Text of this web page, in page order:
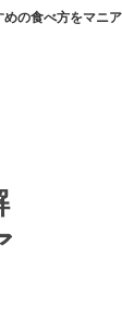
の食べ方をマニ